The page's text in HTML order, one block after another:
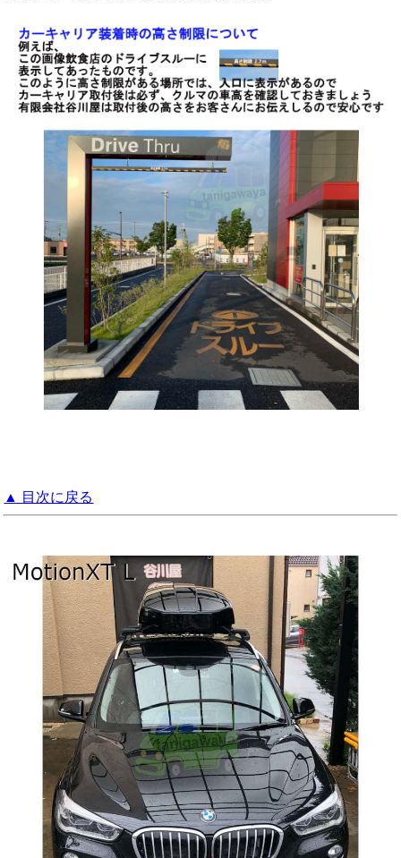
▲ 目次に戻る